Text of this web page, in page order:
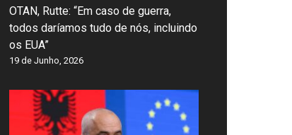
OTAN, Rutte: “Em caso de guerra,
todos daríamos tudo de nós, incluindo
os EUA”
19 de Junho, 2026